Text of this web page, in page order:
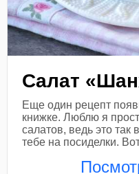
Салат
Еще один рецепт
книжке. Люблю я
салатов, ведь это так
тебе на посиделки.